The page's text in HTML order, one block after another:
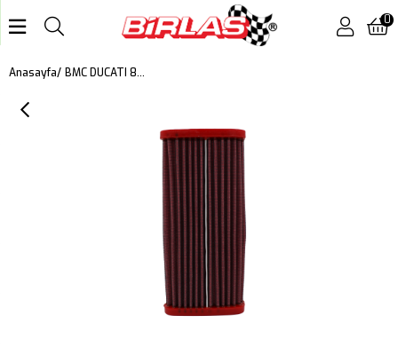
0
Anasayfa BMC DUCATI 848 EVO, 1098 R, 1198 SP, DIAVEL 1200, MULTISTRADA 1200, STREETFIGHTER 848 KUTU İÇİ PERFORMANS HAVA FİLTRESİ FM482/08